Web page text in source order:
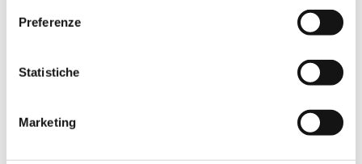
Preferenze
Statistiche
Marketing
Pienissimo Warm
€97.00
Riempire con il